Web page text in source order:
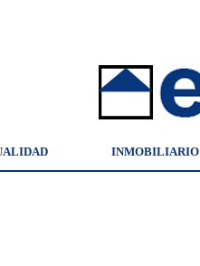
INMOBILIARIO